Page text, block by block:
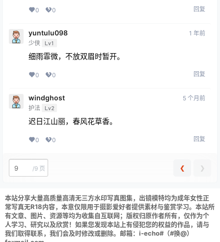
0 0 回复
yuntulu098
少侠 Lv1
1 年前
细雨霏微，不放双眉时暂开。
0 0 回复
windghost
护法 Lv2
5 个月前
迟日江山丽，春风花草香。
0 0 回复
/9 页 ❮ ❯
本站分享大量高质量高清无三方水印写真图集，出镜模特均为成年女性正
常写真无R18内容，本意仅限用于摄影爱好者提供素材与鉴赏学习。本站所
有文章、图片、资源等均为收集自互联网；版权归原作者所有，仅作为个
人学习、研究以及欣赏！如果您发现本站上有侵犯您的权益的作品，请与
我们取得联系，我们会及时修改或删除。邮箱：i-echo#（#换@）